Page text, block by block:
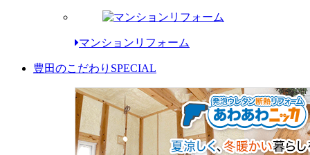
マンションリフォーム
豊田のこだわり SPECIAL